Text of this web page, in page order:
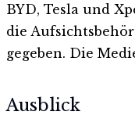
BYD, Tesla und
die
gegeben. Die
Ausblick